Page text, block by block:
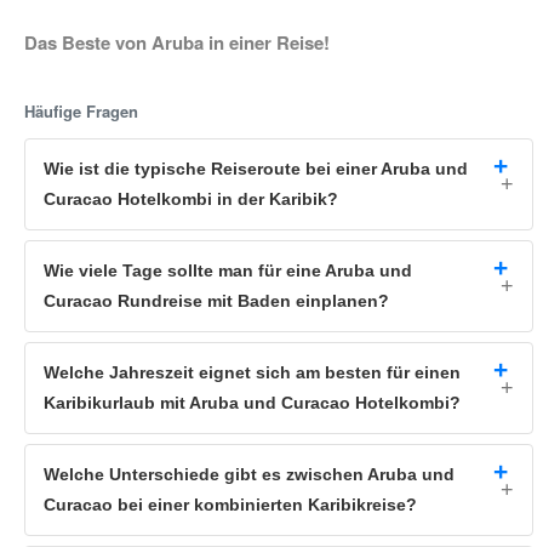
Das Beste von Aruba in einer Reise!
Häufige Fragen
Wie ist die typische Reiseroute bei einer Aruba und
Curacao Hotelkombi in der Karibik?
Wie viele Tage sollte man für eine Aruba und
Curacao Rundreise mit Baden einplanen?
Welche Jahreszeit eignet sich am besten für einen
Karibikurlaub mit Aruba und Curacao Hotelkombi?
Welche Unterschiede gibt es zwischen Aruba und
Curacao bei einer kombinierten Karibikreise?